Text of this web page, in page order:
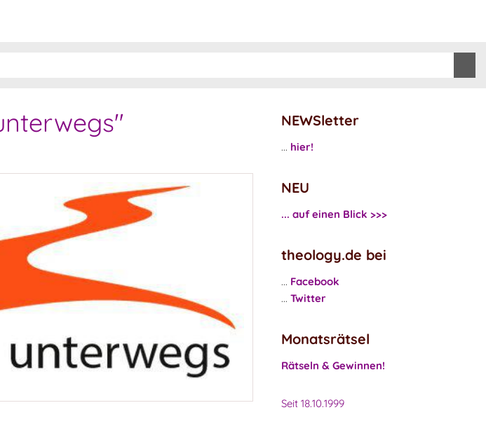
NEWSletter
... hier!
NEU
... auf einen Blick >>>
theology.de bei
... Facebook
... Twitter
Monatsrätsel
Rätseln & Gewinnen!
Seit 18.10.1999